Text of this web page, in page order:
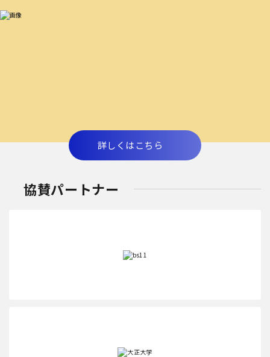
詳しくはこちら
協賛パートナー